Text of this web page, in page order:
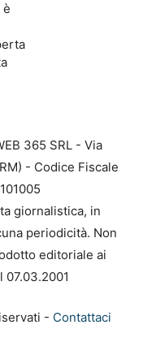
è
365 SRL - Via
- Codice Fiscale
giornalistica, in
periodicità. Non
editoriale ai
07.03.2001
- Contattaci